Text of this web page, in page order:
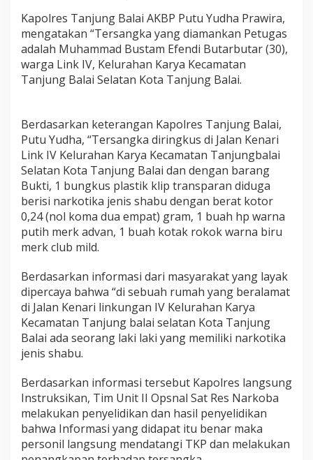
u
t
r
B
u
r
"
S
i
P
e
n
g
e
d
S
h
a
b
u
a
u
n
B
a
l
Kapolres Tanjung Balai AKBP Putu Yudha Prawira,
mengatakan “Tersangka yang diamankan Petugas
adalah Muhammad Bustam Efendi Butarbutar (30),
warga Link IV, Kelurahan Karya Kecamatan
Tanjung Balai Selatan Kota Tanjung Balai.
Berdasarkan keterangan Kapolres Tanjung Balai,
Putu Yudha, “Tersangka diringkus di Jalan Kenari
Link IV Kelurahan Karya Kecamatan Tanjungbalai
Selatan Kota Tanjung Balai dan dengan barang
Bukti, 1 bungkus plastik klip transparan diduga
berisi narkotika jenis shabu dengan berat kotor
0,24 (nol koma dua empat) gram, 1 buah hp warna
putih merk advan, 1 buah kotak rokok warna biru
merk club mild.
Berdasarkan informasi dari masyarakat yang layak
dipercaya bahwa “di sebuah rumah yang beralamat
di Jalan Kenari linkungan IV Kelurahan Karya
Kecamatan Tanjung balai selatan Kota Tanjung
Balai ada seorang laki laki yang memiliki narkotika
jenis shabu.
Berdasarkan informasi tersebut Kapolres langsung
Instruksikan, Tim Unit II Opsnal Sat Res Narkoba
melakukan penyelidikan dan hasil penyelidikan
bahwa Informasi yang didapat itu benar maka
personil langsung mendatangi TKP dan melakukan